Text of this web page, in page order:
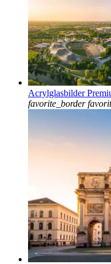
Acrylglasbilder
favorite_border